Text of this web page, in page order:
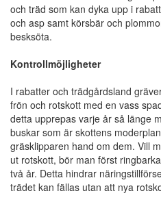
och träd som kan dyka upp i
och asp samt körsbär och
besksöta.
Kontrollmöjligheter
I rabatter och trädgårdsland
frön och rotskott med en vass
detta upprepas varje år så länge
buskar som är skottens
gräsklipparen hand om dem. Vill
ut rotskott, bör man först
två år. Detta hindrar
trädet kan fällas utan att nya